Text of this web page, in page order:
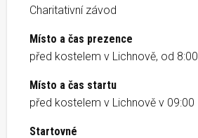
Charitativní závod
Místo a čas prezence
před kostelem v Lichnově, od 8:00
Místo a čas startu
před kostelem v Lichnově v 09:00
Startovné